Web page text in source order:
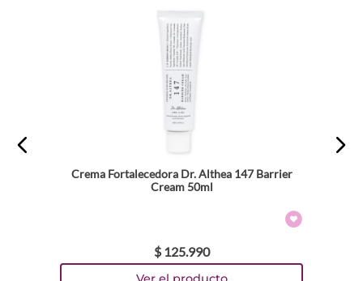
Crema Fortalecedora Dr. Althea 147 Barrier
Cream 50ml
$ 125.990